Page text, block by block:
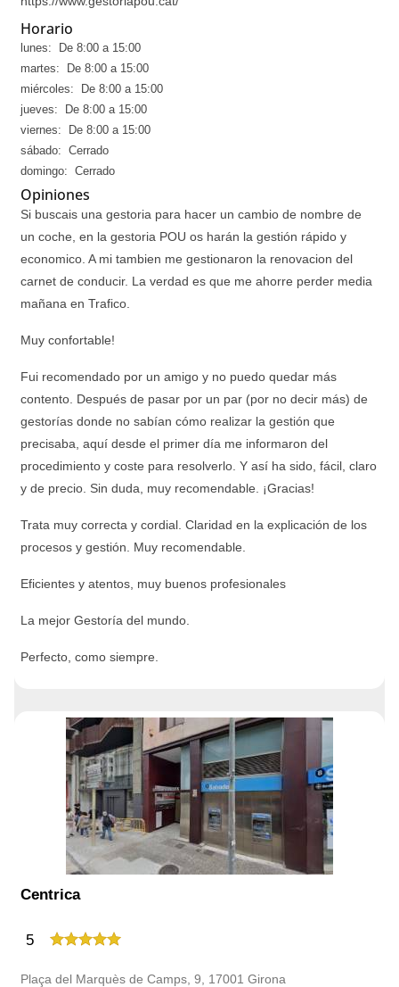
Horario
lunes: De 8:00 a 15:00
martes: De 8:00 a 15:00
miércoles: De 8:00 a 15:00
jueves: De 8:00 a 15:00
viernes: De 8:00 a 15:00
sábado: Cerrado
domingo: Cerrado
Opiniones
Si buscais una gestoria para hacer un cambio de nombre de
un coche, en la gestoria POU os harán la gestión rápido y
economico. A mi tambien me gestionaron la renovacion del
carnet de conducir. La verdad es que me ahorre perder media
mañana en Trafico.
Muy confortable!
Fui recomendado por un amigo y no puedo quedar más
contento. Después de pasar por un par (por no decir más) de
gestorías donde no sabían cómo realizar la gestión que
precisaba, aquí desde el primer día me informaron del
procedimiento y coste para resolverlo. Y así ha sido, fácil, claro
y de precio. Sin duda, muy recomendable. ¡Gracias!
Trata muy correcta y cordial. Claridad en la explicación de los
procesos y gestión. Muy recomendable.
Eficientes y atentos, muy buenos profesionales
La mejor Gestoría del mundo.
Perfecto, como siempre.
Centrica
5
Plaça del Marquès de Camps, 9, 17001 Girona